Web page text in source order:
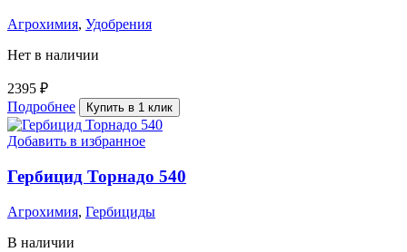
Агрохимия, Удобрения
Нет в наличии
2395 ₽
Подробнее
Купить в 1 клик
Добавить в избранное
Гербицид Торнадо 540
Агрохимия, Гербициды
В наличии